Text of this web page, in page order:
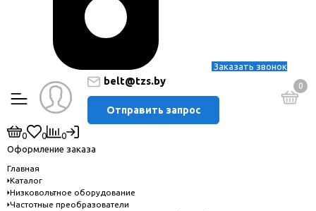
Заказать звонок
belt@tzs.by
Отправить запрос
0
0 0
0
Оформление заказа
Главная
Каталог
Низковольтное оборудование
Частотные преобразователи